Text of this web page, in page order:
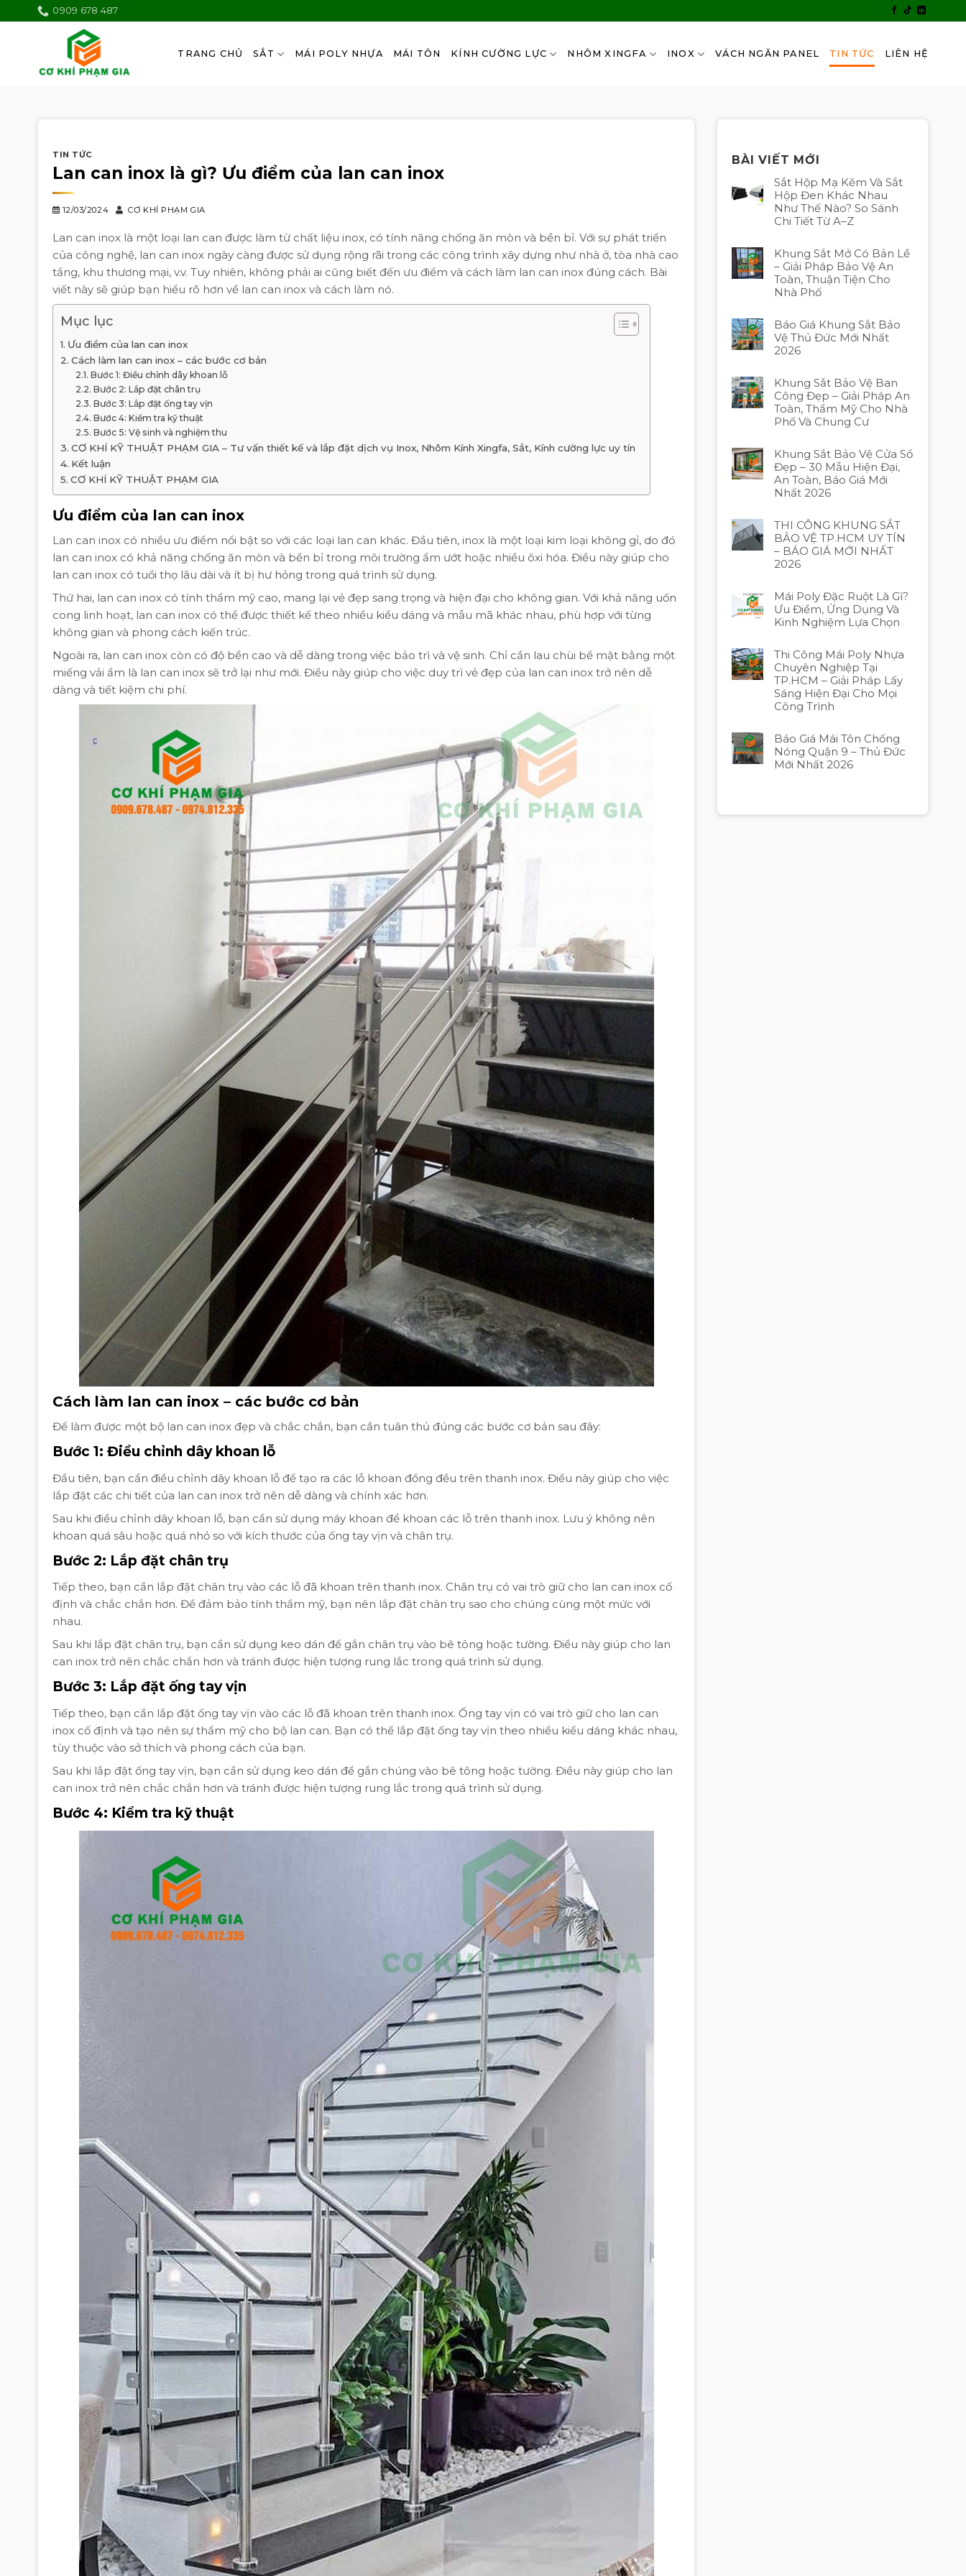
0909 678 487
TRANG CHỦ SẮT MÁI POLY NHỰA MÁI TÔN KÍNH CƯỜNG LỰC NHÔM XINGFA INOX VÁCH NGĂN PANEL TIN TỨC LIÊN HỆ
TIN TỨC
Lan can inox là gì? Ưu điểm của lan can inox
12/03/2024 CƠ KHÍ PHẠM GIA
Lan can inox là một loại lan can được làm từ chất liệu inox, có tính năng chống ăn mòn và bền bỉ. Với sự phát triển
của công nghệ, lan can inox ngày càng được sử dụng rộng rãi trong các công trình xây dựng như nhà ở, tòa nhà cao
tầng, khu thương mại, v.v. Tuy nhiên, không phải ai cũng biết đến ưu điểm và cách làm lan can inox đúng cách. Bài
viết này sẽ giúp bạn hiểu rõ hơn về lan can inox và cách làm nó.
Mục lục
Ưu điểm của lan can inox
Cách làm lan can inox – các bước cơ bản
Bước 1: Điều chỉnh dây khoan lỗ
Bước 2: Lắp đặt chân trụ
Bước 3: Lắp đặt ống tay vịn
Bước 4: Kiểm tra kỹ thuật
Bước 5: Vệ sinh và nghiệm thu
CƠ KHÍ KỸ THUẬT PHẠM GIA – Tư vấn thiết kế và lắp đặt dịch vụ Inox, Nhôm Kính Xingfa, Sắt, Kính cường lực uy tín
Kết luận
CƠ KHÍ KỸ THUẬT PHẠM GIA
Ưu điểm của lan can inox
Lan can inox có nhiều ưu điểm nổi bật so với các loại lan can khác. Đầu tiên, inox là một loại kim loại không gỉ, do đó
lan can inox có khả năng chống ăn mòn và bền bỉ trong môi trường ẩm ướt hoặc nhiều ôxi hóa. Điều này giúp cho
lan can inox có tuổi thọ lâu dài và ít bị hư hỏng trong quá trình sử dụng.
Thứ hai, lan can inox có tính thẩm mỹ cao, mang lại vẻ đẹp sang trọng và hiện đại cho không gian. Với khả năng uốn
cong linh hoạt, lan can inox có thể được thiết kế theo nhiều kiểu dáng và mẫu mã khác nhau, phù hợp với từng
không gian và phong cách kiến trúc.
Ngoài ra, lan can inox còn có độ bền cao và dễ dàng trong việc bảo trì và vệ sinh. Chỉ cần lau chùi bề mặt bằng một
miếng vải ẩm là lan can inox sẽ trở lại như mới. Điều này giúp cho việc duy trì vẻ đẹp của lan can inox trở nên dễ
dàng và tiết kiệm chi phí.
Cách làm lan can inox – các bước cơ bản
Để làm được một bộ lan can inox đẹp và chắc chắn, bạn cần tuân thủ đúng các bước cơ bản sau đây:
Bước 1: Điều chỉnh dây khoan lỗ
Đầu tiên, bạn cần điều chỉnh dây khoan lỗ để tạo ra các lỗ khoan đồng đều trên thanh inox. Điều này giúp cho việc
lắp đặt các chi tiết của lan can inox trở nên dễ dàng và chính xác hơn.
Sau khi điều chỉnh dây khoan lỗ, bạn cần sử dụng máy khoan để khoan các lỗ trên thanh inox. Lưu ý không nên
khoan quá sâu hoặc quá nhỏ so với kích thước của ống tay vịn và chân trụ.
Bước 2: Lắp đặt chân trụ
Tiếp theo, bạn cần lắp đặt chân trụ vào các lỗ đã khoan trên thanh inox. Chân trụ có vai trò giữ cho lan can inox cố
định và chắc chắn hơn. Để đảm bảo tính thẩm mỹ, bạn nên lắp đặt chân trụ sao cho chúng cùng một mức với
nhau.
Sau khi lắp đặt chân trụ, bạn cần sử dụng keo dán để gắn chân trụ vào bê tông hoặc tường. Điều này giúp cho lan
can inox trở nên chắc chắn hơn và tránh được hiện tượng rung lắc trong quá trình sử dụng.
Bước 3: Lắp đặt ống tay vịn
Tiếp theo, bạn cần lắp đặt ống tay vịn vào các lỗ đã khoan trên thanh inox. Ống tay vịn có vai trò giữ cho lan can
inox cố định và tạo nên sự thẩm mỹ cho bộ lan can. Bạn có thể lắp đặt ống tay vịn theo nhiều kiểu dáng khác nhau,
tùy thuộc vào sở thích và phong cách của bạn.
Sau khi lắp đặt ống tay vịn, bạn cần sử dụng keo dán để gắn chúng vào bê tông hoặc tường. Điều này giúp cho lan
can inox trở nên chắc chắn hơn và tránh được hiện tượng rung lắc trong quá trình sử dụng.
Bước 4: Kiểm tra kỹ thuật
BÀI VIẾT MỚI
Sắt Hộp Mạ Kẽm Và Sắt
Hộp Đen Khác Nhau
Như Thế Nào? So Sánh
Chi Tiết Từ A–Z
Khung Sắt Mở Có Bản Lề
– Giải Pháp Bảo Vệ An
Toàn, Thuận Tiện Cho
Nhà Phố
Báo Giá Khung Sắt Bảo
Vệ Thủ Đức Mới Nhất
2026
Khung Sắt Bảo Vệ Ban
Công Đẹp – Giải Pháp An
Toàn, Thẩm Mỹ Cho Nhà
Phố Và Chung Cư
Khung Sắt Bảo Vệ Cửa Sổ
Đẹp – 30 Mẫu Hiện Đại,
An Toàn, Báo Giá Mới
Nhất 2026
THI CÔNG KHUNG SẮT
BẢO VỆ TP.HCM UY TÍN
– BÁO GIÁ MỚI NHẤT
2026
Mái Poly Đặc Ruột Là Gì?
Ưu Điểm, Ứng Dụng Và
Kinh Nghiệm Lựa Chọn
Thi Công Mái Poly Nhựa
Chuyên Nghiệp Tại
TP.HCM – Giải Pháp Lấy
Sáng Hiện Đại Cho Mọi
Công Trình
Báo Giá Mái Tôn Chống
Nóng Quận 9 – Thủ Đức
Mới Nhất 2026